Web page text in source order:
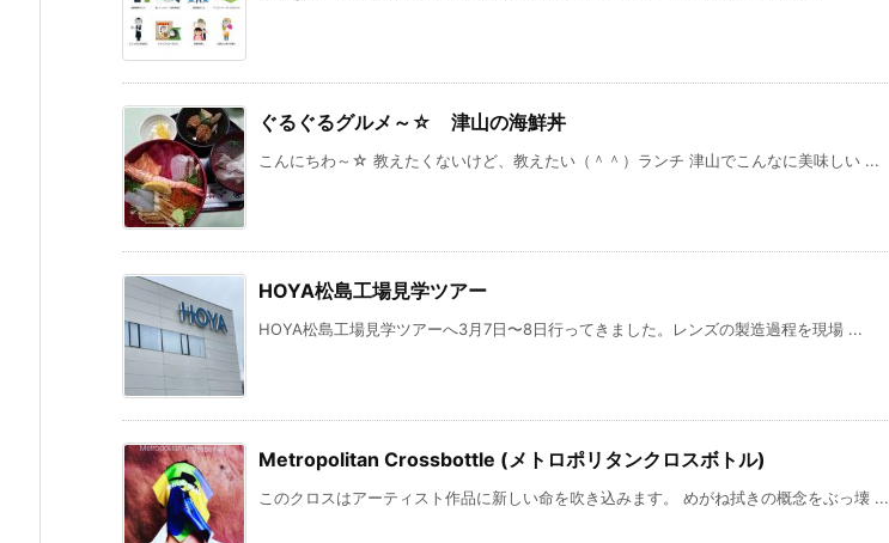
ぐるぐるグルメ～☆ 津山の海鮮丼
こんにちわ～☆ 教えたくないけど、教えたい（＾＾）ランチ 津山でこんなに美味しい ...
HOYA松島工場見学ツアー
HOYA松島工場見学ツアーへ3月7日〜8日行ってきました。レンズの製造過程を現場 ...
Metropolitan Crossbottle (メトロポリタンクロスボトル)
このクロスはアーティスト作品に新しい命を吹き込みます。 めがね拭きの概念をぶっ壊 ...